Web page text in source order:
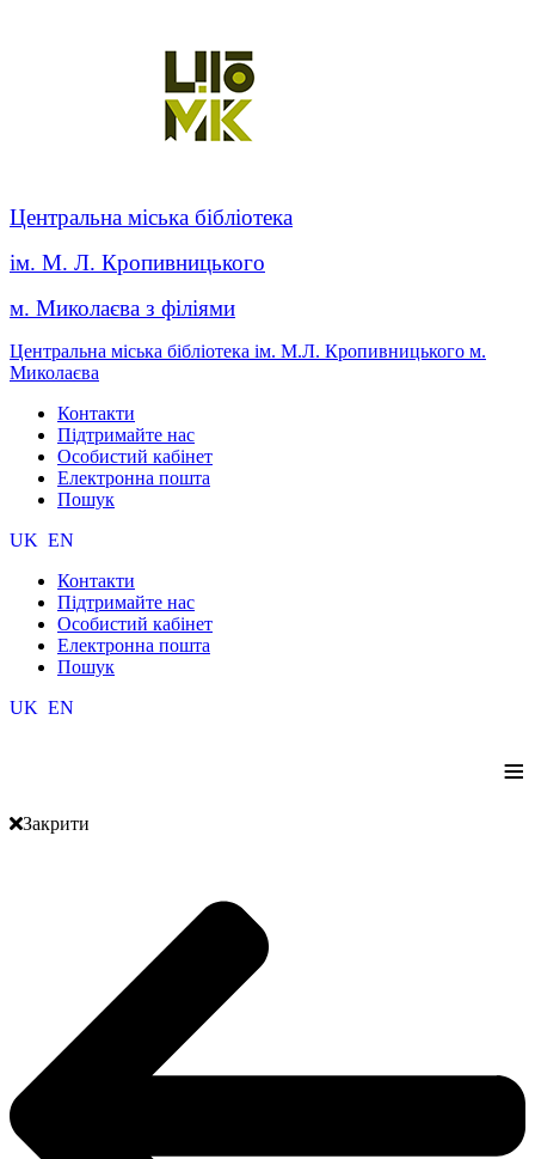
Центральна міська бібліотека
ім. М. Л. Кропивницького
м. Миколаєва з філіями
Центральна міська бібліотека ім. М.Л. Кропивницького м.
Миколаєва
Контакти
Підтримайте нас
Особистий кабінет
Електронна пошта
Пошук
UK EN
Контакти
Підтримайте нас
Особистий кабінет
Електронна пошта
Пошук
UK EN
≡
Закрити